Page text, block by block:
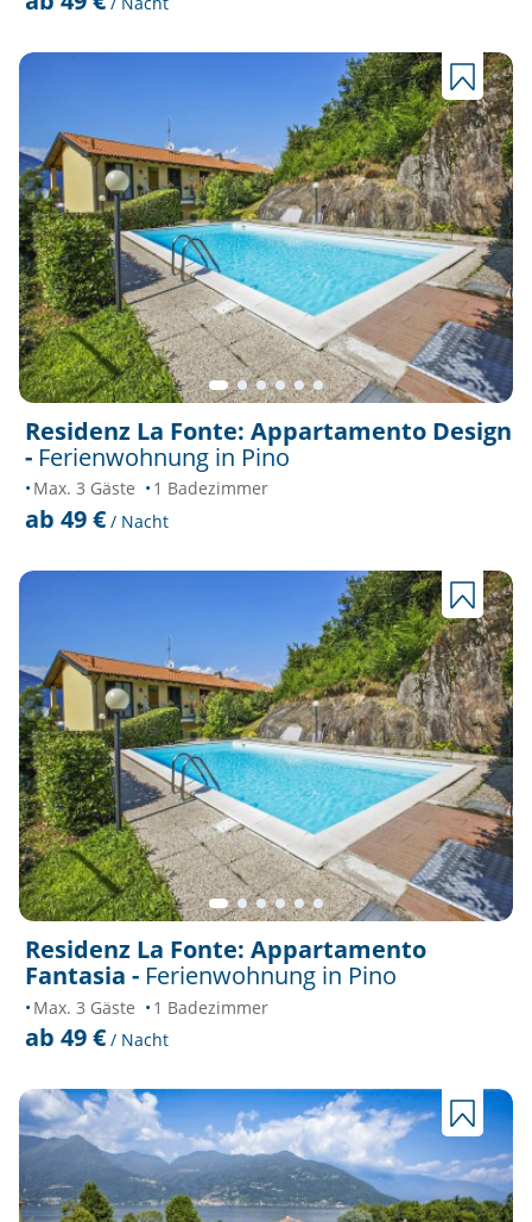
Residenz La Fonte: Appartamento Design
- Ferienwohnung in Pino
Max. 3 Gäste 1 Badezimmer
ab 49 € / Nacht
Residenz La Fonte: Appartamento
Fantasia - Ferienwohnung in Pino
Max. 3 Gäste 1 Badezimmer
ab 49 € / Nacht